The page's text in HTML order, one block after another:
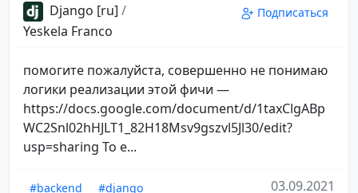
Django [ru] /
Yeskela Franco
Подписаться
помогите пожалуйста, совершенно не понимаю
логики реализации этой фичи —
https://docs.google.com/document/d/1taxClgABp
WC2Snl02hHJLT1_82H18Msv9gszvl5Jl30/edit?
usp=sharing То е...
#backend
#django
03.09.2021